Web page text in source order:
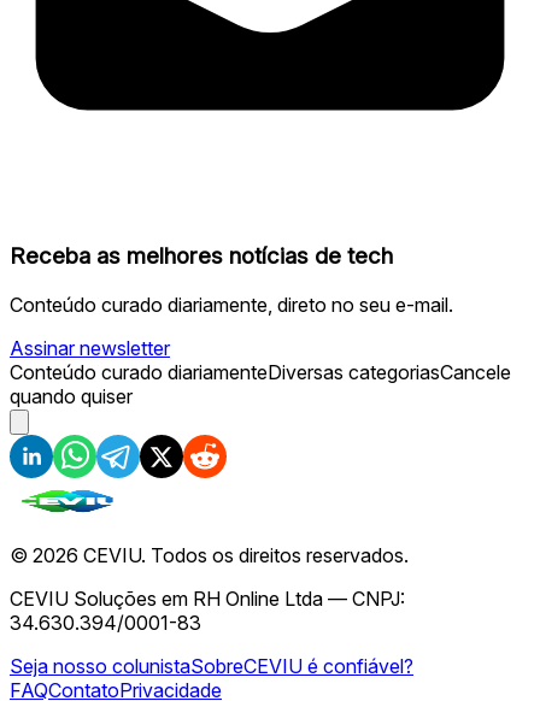
Receba as melhores notícias de tech
Conteúdo curado diariamente, direto no seu e-mail.
Assinar newsletter
Conteúdo curado diariamenteDiversas categoriasCancele
quando quiser
© 2026 CEVIU. Todos os direitos reservados.
CEVIU Soluções em RH Online Ltda — CNPJ:
34.630.394/0001-83
Seja nosso colunistaSobreCEVIU é confiável?
FAQContatoPrivacidade